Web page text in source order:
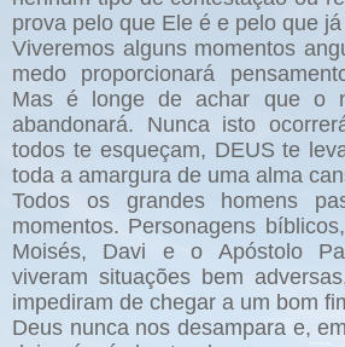
prova pelo que Ele é e pelo que
Viveremos alguns momentos
medo proporcionará
Mas é longe de achar que o
abandonará. Nunca isto
todos te esqueçam, DEUS te
toda a amargura de uma alma
Todos os grandes homens
momentos. Personagens
Moisés, Davi e o Apóstolo
viveram situações bem
impediram de chegar a um bom
Deus nunca nos desampara e,